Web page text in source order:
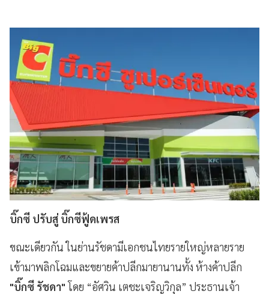
บิ๊กซี ปรับสู่ บิ๊กซีฟู้ดเพรส
ขณะเดียวกัน ในย่านรัชดามีเอกชนไทยรายใหญ่หลายราย
เข้ามาพลิกโฉมและขยายค้าปลีกมายานานทั้ง ห้างค้าปลีก
"บิ๊กซี รัชดา"โดย “อัศวิน เตชะเจริญวิกุล” ประธานเจ้า